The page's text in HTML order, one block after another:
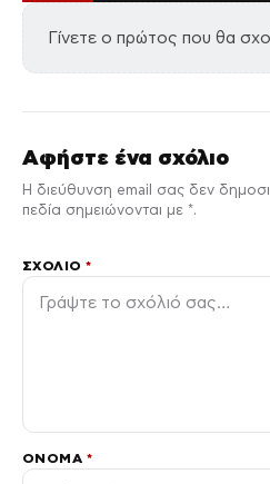
Γίνετε ο πρώτος που θα
Αφήστε ένα σχόλιο
Η διεύθυνση email σας δεν
πεδία σημειώνονται με *.
ΣΧΌΛΙΟ*
ΌΝΟΜΑ *